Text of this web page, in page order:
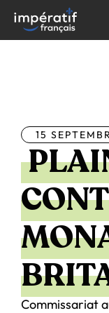
contenu
15
Commissariat